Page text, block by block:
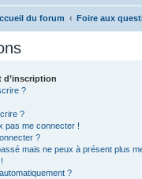
du forum Foire aux
d’inscription
?
?
pas me connecter !
?
mais ne peux à présent plus
?